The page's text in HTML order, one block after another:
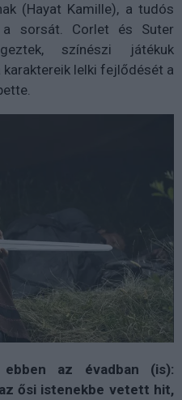
(Hayat Kamille), a tudós
a sorsát. Corlet és Suter
színészi játékuk
lelki fejlődését a
az évadban (is):
ősi istenekbe vetett hit,